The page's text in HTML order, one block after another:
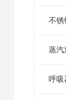
不锈
蒸汽
呼吸